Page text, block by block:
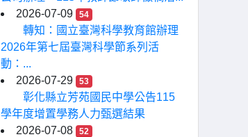
2026-07-09
54
轉知：國立臺灣科學教育館辦理
2026年第七屆臺灣科學節系列活
動：...
2026-07-29
53
彰化縣立芳苑國民中學公告115
學年度增置學務人力甄選結果
2026-07-08
52